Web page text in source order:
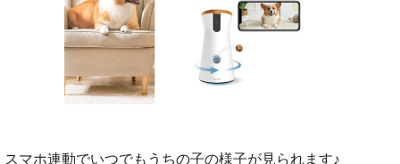
スマホ連動でいつでもうちの子の様子が見られます♪